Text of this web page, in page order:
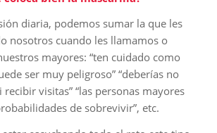
diaria, podemos sumar la que les
nosotros cuando les llamamos o
mayores: “ten cuidado como
ser muy peligroso” “deberías no
recibir visitas” “las personas mayores
de sobrevivir”, etc.